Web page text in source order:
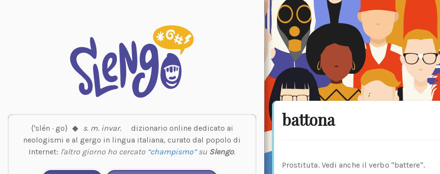
⟨'slén · go⟩ ◆ s. m. invar.
dizionario online dedicato ai
neologismi e al gergo in lingua italiana, curato dal popolo di
Internet: l'altro giorno ho cercato “champismo”su Slengo.
battona
Prostituta. Vedi anche il verbo "battere".